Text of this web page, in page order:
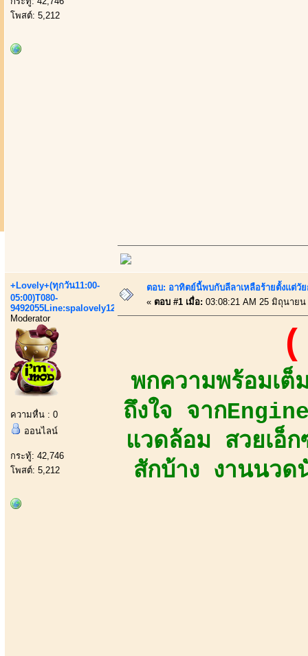
โพสต์: 5,212
+Lovely+(ทุกวัน11:00-
05:00)T080-
9492055Line:spalovely123
Moderator
ความหื่น : 0
ออนไลน์
กระทู้: 42,746
โพสต์: 5,212
ตอบ: อาทิตย์นี้พบกับลีลาเหลือร้ายตั้งแต่วั
« ตอบ #1 เมื่อ: 03:08:21 AM 25 มิถุนายน
พกความพร้อมเต็
ถึงใจ จาก
แวดล้อม สวยเอ็
สักบ้าง งานนวด